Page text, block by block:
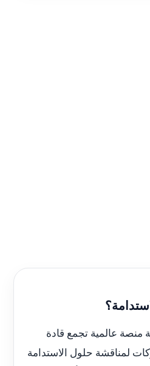
منصة عالمية تجمع قادة
لمناقشة حلول الاستدامة